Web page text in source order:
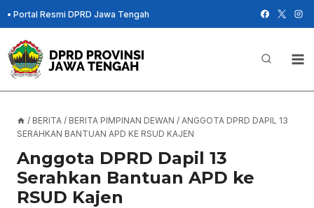
Skip
to
content
• Portal Resmi DPRD Jawa Tengah
/ BERITA / BERITA PIMPINAN DEWAN / ANGGOTA DPRD DAPIL 13
SERAHKAN BANTUAN APD KE RSUD KAJEN
Anggota DPRD Dapil 13
Serahkan Bantuan APD ke
RSUD Kajen